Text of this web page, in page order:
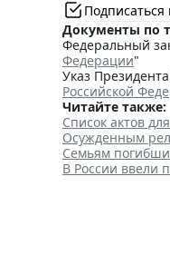
Документы по
Федеральный
Федерации"
Указ
Российской
Читайте также:
Список актов
Осужденным
Семьям
В России ввели